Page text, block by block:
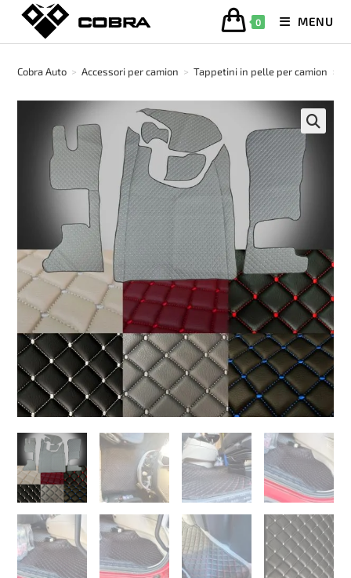
Salta
contenuto
0 MENU
Cobra Auto > Accessori per camion > Tappetini in pelle per camion >